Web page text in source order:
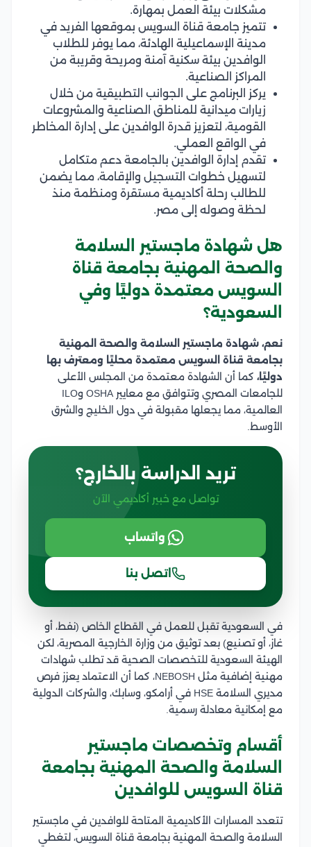
مشكلات بيئة العمل بمهارة.
تتميز جامعة قناة السويس بموقعها الفريد في
مدينة الإسماعيلية الهادئة، مما يوفر للطلاب
الوافدين بيئة سكنية آمنة ومريحة وقريبة من
المراكز الصناعية.
يركز البرنامج على الجوانب التطبيقية من خلال
زيارات ميدانية للمناطق الصناعية والمشروعات
القومية، لتعزيز قدرة الوافدين على إدارة المخاطر
في الواقع العملي.
تقدم إدارة الوافدين بالجامعة دعم متكامل
لتسهيل خطوات التسجيل والإقامة، مما يضمن
للطالب رحلة أكاديمية مستقرة ومنظمة منذ
لحظة وصوله إلى مصر.
هل شهادة ماجستير السلامة
والصحة المهنية بجامعة قناة
السويس معتمدة دوليًا وفي
السعودية؟
نعم، شهادة ماجستير السلامة والصحة المهنية
بجامعة قناة السويس معتمدة محليًا ومعترف بها
دوليًا، كما أن الشهادة معتمدة من المجلس الأعلى
للجامعات المصري وتتوافق مع معايير OSHA وILO
العالمية، مما يجعلها مقبولة في دول الخليج والشرق
الأوسط.
تريد الدراسة بالخارج؟
تواصل مع خبير أكاديمي الآن
واتساب
اتصل بنا
في السعودية تقبل للعمل في القطاع الخاص (نفط، أو
غاز، أو تصنيع) بعد توثيق من وزارة الخارجية المصرية، لكن
الهيئة السعودية للتخصصات الصحية قد تطلب شهادات
مهنية إضافية مثل NEBOSH، كما أن الاعتماد يعزز فرص
مديري السلامة HSE في أرامكو، وسابك، والشركات الدولية
مع إمكانية معادلة رسمية.
أقسام وتخصصات ماجستير
السلامة والصحة المهنية بجامعة
قناة السويس للوافدين
تتعدد المسارات الأكاديمية المتاحة للوافدين في ماجستير
السلامة والصحة المهنية بجامعة قناة السويس، لتغطي